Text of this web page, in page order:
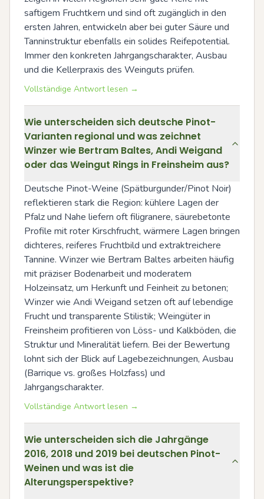
saftigem Fruchtkern und sind oft zugänglich in den
ersten Jahren, entwickeln aber bei guter Säure und
Tanninstruktur ebenfalls ein solides Reifepotential.
Immer den konkreten Jahrgangscharakter, Ausbau
und die Kellerpraxis des Weinguts prüfen.
Vollständige Antwort lesen →
Wie unterscheiden sich deutsche Pinot-
Varianten regional und was zeichnet
Winzer wie Bertram Baltes, Andi Weigand
oder das Weingut Rings in Freinsheim aus?
Deutsche Pinot-Weine (Spätburgunder/Pinot Noir)
reflektieren stark die Region: kühlere Lagen der
Pfalz und Nahe liefern oft filigranere, säurebetonte
Profile mit roter Kirschfrucht, wärmere Lagen bringen
dichteres, reiferes Fruchtbild und extraktreichere
Tannine. Winzer wie Bertram Baltes arbeiten häufig
mit präziser Bodenarbeit und moderatem
Holzeinsatz, um Herkunft und Feinheit zu betonen;
Winzer wie Andi Weigand setzen oft auf lebendige
Frucht und transparente Stilistik; Weingüter in
Freinsheim profitieren von Löss- und Kalkböden, die
Struktur und Mineralität liefern. Bei der Bewertung
lohnt sich der Blick auf Lagebezeichnungen, Ausbau
(Barrique vs. großes Holzfass) und
Jahrgangscharakter.
Vollständige Antwort lesen →
Wie unterscheiden sich die Jahrgänge
2016, 2018 und 2019 bei deutschen Pinot-
Weinen und was ist die
Alterungsperspektive?